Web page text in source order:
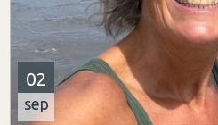
02
sep